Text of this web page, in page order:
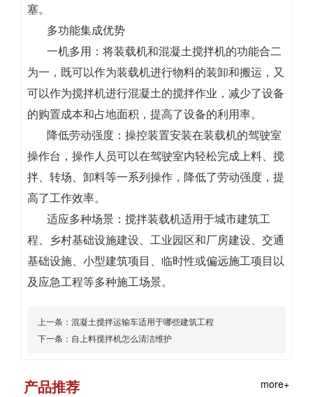
塞。
多功能集成优势
一机多用：将装载机和混凝土搅拌机的功能合二
为一，既可以作为装载机进行物料的装卸和搬运，又
可以作为搅拌机进行混凝土的搅拌作业，减少了设备
的购置成本和占地面积，提高了设备的利用率。
降低劳动强度：操控装置安装在装载机的驾驶室
操作台，操作人员可以在驾驶室内轻松完成上料、搅
拌、转场、卸料等一系列操作，降低了劳动强度，提
高了工作效率。
适应多种场景：搅拌装载机适用于城市建筑工
程、乡村基础设施建设、工业园区和厂房建设、交通
基础设施、小型建筑项目、临时性或偏远施工项目以
及应急工程等多种施工场景。
上一条： 混凝土搅拌运输车适用于哪些建筑工程
下一条： 自上料搅拌机怎么清洁维护
产品推荐 more+